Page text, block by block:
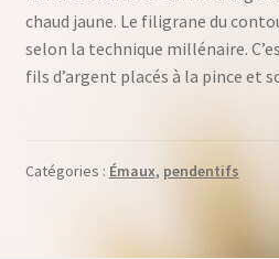
chaud jaune. Le filigrane du
selon la technique millénaire.
fils d’argent placés à la pince et
Catégories : Émaux, pendentifs